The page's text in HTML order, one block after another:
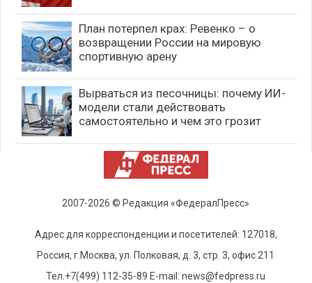
План потерпел крах: Ревенко – о
возвращении России на мировую
спортивную арену
Вырваться из песочницы: почему ИИ-
модели стали действовать
самостоятельно и чем это грозит
2007-2026 © Редакция «ФедералПресс»
Адрес для корреспонденции и посетителей: 127018,
Россия, г.Москва, ул. Полковая, д. 3, стр. 3, офис 211
Тел.+7(499) 112-35-89 E-mail: news@fedpress.ru